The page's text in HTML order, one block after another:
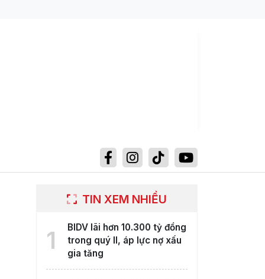
TIN XEM NHIỀU
1
BIDV lãi hơn 10.300 tỷ đồng
trong quý II, áp lực nợ xấu
gia tăng